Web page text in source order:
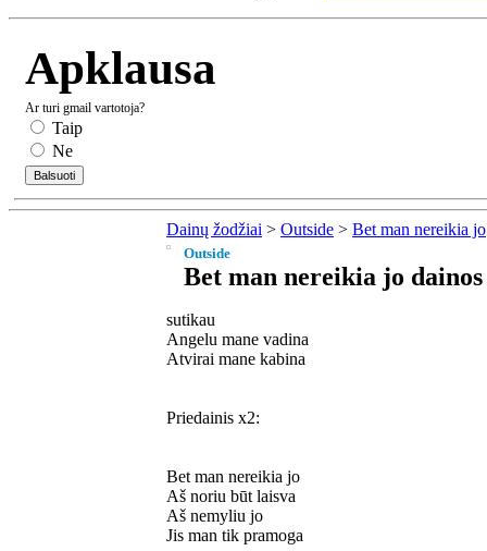
Apklausa
Ar turi gmail vartotoja?
Taip
Ne
Dainų žodžiai > Outside > Bet man nereikia jo
Outside
Bet man nereikia jo
sutikau
Angelu mane vadina
Atvirai mane kabina
Priedainis x2:
Bet man nereikia jo
Aš noriu būt laisva
Aš nemyliu jo
Jis man tik pramoga